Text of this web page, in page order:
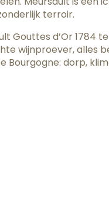
terroir.
Gouttes d’Or 1784
wijnproever, alles
Bourgogne: dorp,